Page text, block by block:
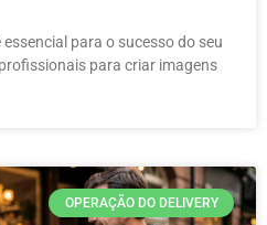
para o sucesso do seu
para criar imagens
OPERAÇÃO DO DELIVERY